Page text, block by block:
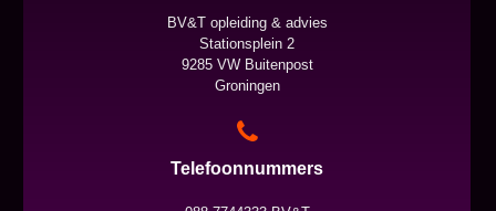
BV&T opleiding & advies
Stationsplein 2
9285 VW Buitenpost
Groningen
Telefoonnummers